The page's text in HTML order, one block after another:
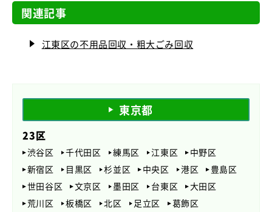
関連記事
江東区の不用品回収・粗大ごみ回収
東京都
23区
渋谷区 千代田区 練馬区 江東区
中野区
新宿区
目黒区 杉並区 中央区 港区
豊島区
世田谷区
文京区 墨田区 台東区
大田区
荒川区
板橋区 北区 足立区
葛飾区